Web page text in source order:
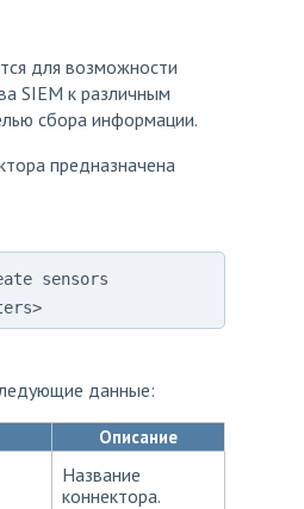
для возможности
SIEM к различным
сбора информации.
предназначена
sensors
данные:
Описание
Название
коннектора.